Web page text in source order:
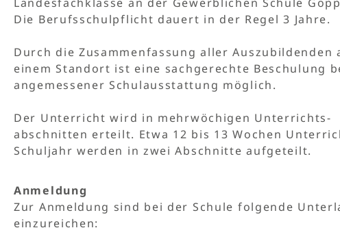
Die Berufsschulpflicht dauert in der Regel 3 Jahre.
Durch die Zusammenfassung aller Auszubildenden
einem Standort ist eine sachgerechte Beschulung
angemessener Schulausstattung möglich.
Der Unterricht wird in mehrwöchigen Unterrichts­
abschnitten erteilt. Etwa 12 bis 13 Wochen
Schuljahr werden in zwei Abschnitte aufgeteilt.
Anmeldung
Zur Anmeldung sind bei der Schule folgende
einzureichen: